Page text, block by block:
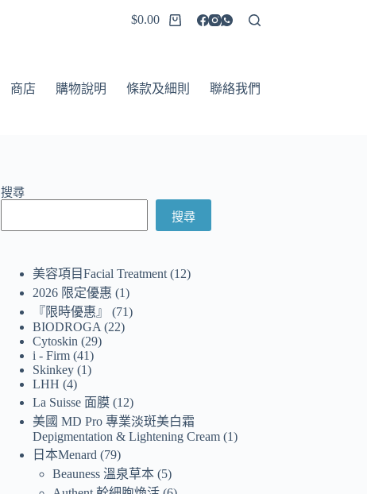
$0.00
商店 購物說明 條款及細則 聯絡我們
搜尋
搜尋
美容項目Facial Treatment 12
2026 限定優惠
1
『限時優惠』
71
BIODROGA
22
Cytoskin
29
i - Firm 41
Skinkey 1
LHH 4
La Suisse 面膜 12
美國 MD Pro 專業淡斑美白霜
Depigmentation & Lightening Cream 1
日本Menard
79
Beauness 溫泉草本 5